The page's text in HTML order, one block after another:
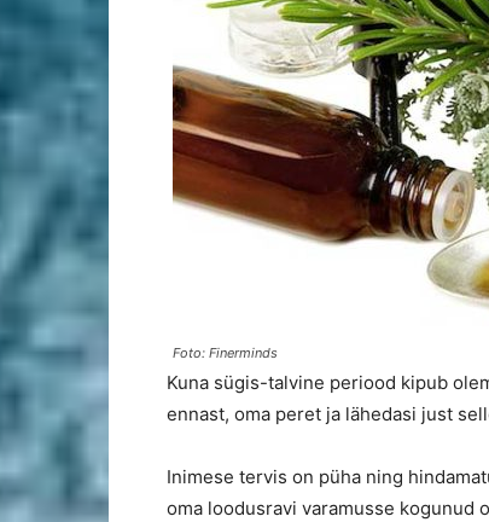
Foto: Finerminds
Kuna sügis-talvine periood kipub
ennast, oma peret ja lähedasi just
Inimese tervis on püha ning
oma loodusravi varamusse kogunud